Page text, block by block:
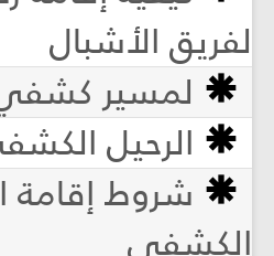
لفريق الأشبال
لمسير
الرحيل
شروط إقامة
الكشفي